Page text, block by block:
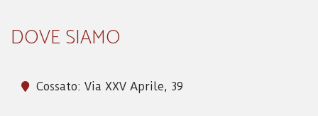
DOVE SIAMO
Cossato: Via XXV Aprile, 39